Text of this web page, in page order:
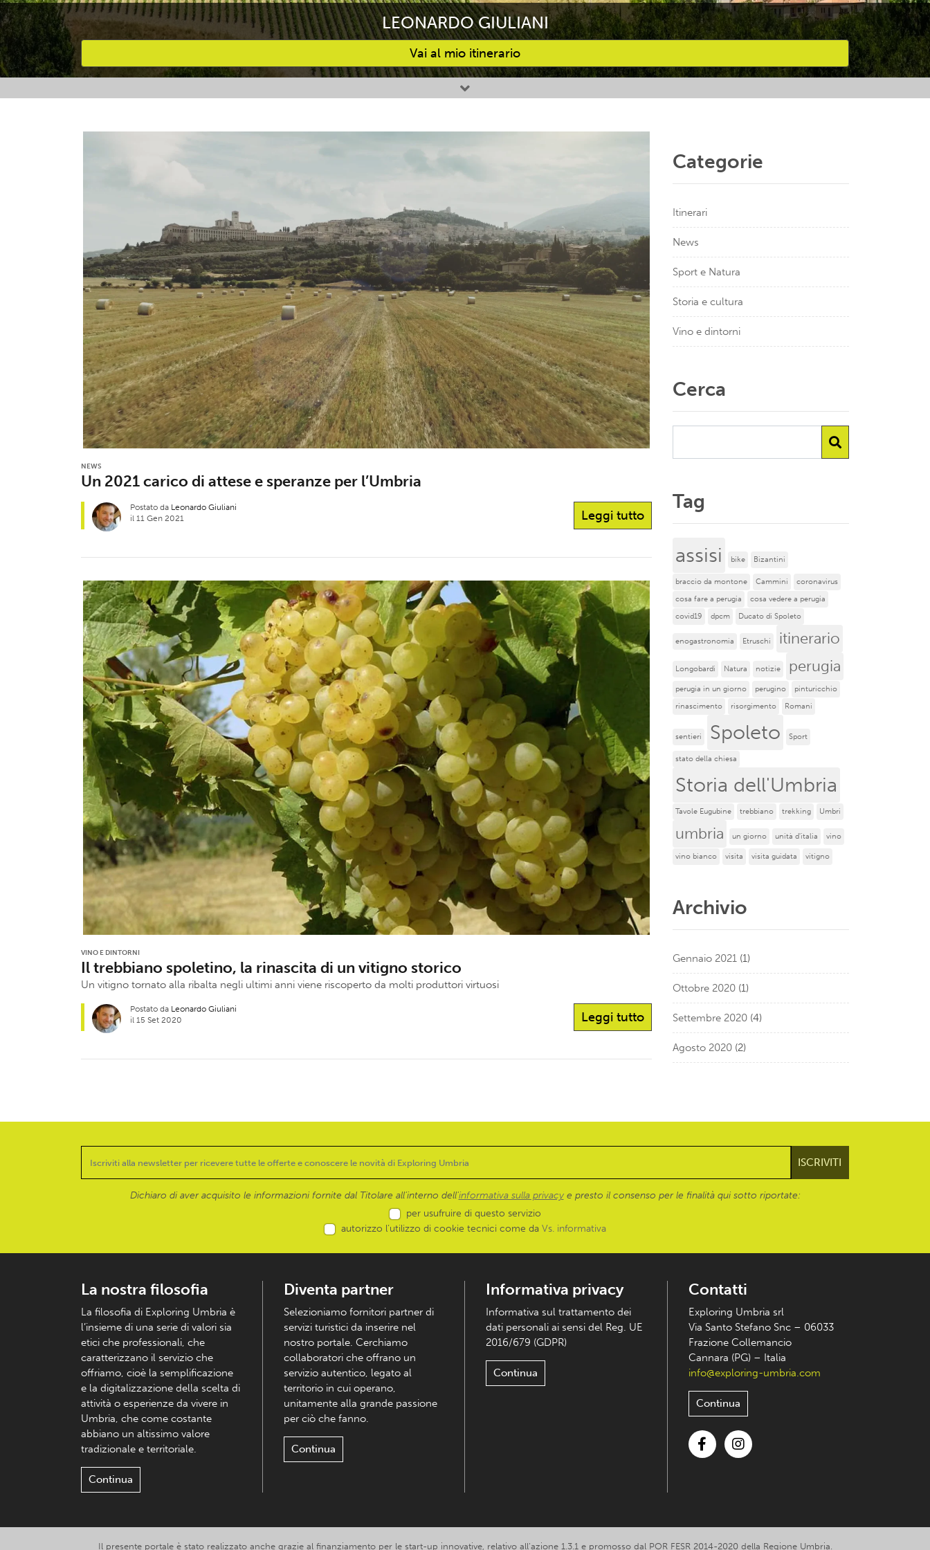
LEONARDO GIULIANI
Vai al mio itinerario
Attività preferite
NEWS
Un 2021 carico di attese e speranze per l’Umbria
Leggi tutto
Postato da Leonardo Giuliani
il 11 Gen 2021
VINO E DINTORNI
Il trebbiano spoletino, la rinascita di un vitigno storico
Un vitigno tornato alla ribalta negli ultimi anni viene riscoperto da molti produttori virtuosi
Leggi tutto
Postato da Leonardo Giuliani
il 15 Set 2020
Categorie
Itinerari
News
Sport e Natura
Storia e cultura
Vino e dintorni
Cerca
Tag
assisi bike Bizantini
braccio da montone Cammini
coronavirus
cosa fare a perugia
cosa vedere a perugia
covid19
dpcm Ducato di Spoleto
enogastronomia Etruschi itinerario
Longobardi Natura notizie perugia
perugia in un giorno perugino
pinturicchio
rinascimento
risorgimento Romani
sentieri Spoleto Sport
stato della chiesa
Storia dell'Umbria
Tavole Eugubine trebbiano trekking Umbri
umbria un giorno unità d'italia vino
vino bianco visita visita guidata vitigno
Archivio
Gennaio 2021 (1)
Ottobre 2020 (1)
Settembre 2020 (4)
Agosto 2020 (2)
Dichiaro di aver acquisito le informazioni fornite dal Titolare all’interno dell'informativa sulla privacye presto il consenso per le finalità qui sotto riportate:
per usufruire di questo servizio
autorizzo l’utilizzo di cookie tecnici come da Vs. informativa
La nostra filosofia
La filosofia di Exploring Umbria è
l’insieme di una serie di valori sia
etici che professionali, che
caratterizzano il servizio che
offriamo, cioè la semplificazione
e la digitalizzazione della scelta di
attività o esperienze da vivere in
Umbria, che come costante
abbiano un altissimo valore
tradizionale e territoriale.
Continua
Diventa partner
Selezioniamo fornitori partner di
servizi turistici da inserire nel
nostro portale. Cerchiamo
collaboratori che offrano un
servizio autentico, legato al
territorio in cui operano,
unitamente alla grande passione
per ciò che fanno.
Continua
Informativa privacy
Informativa sul trattamento dei
dati personali ai sensi del Reg. UE
2016/679 (GDPR)
Continua
Contatti
Exploring Umbria srl
Via Santo Stefano Snc – 06033
Frazione Collemancio
Cannara (PG) – Italia
info@exploring-umbria.com
Continua
Il presente portale è stato realizzato anche grazie al finanziamento per le start-up innovative, relativo all’azione 1.3.1 e promosso dal POR FESR 2014-2020 della Regione Umbria.